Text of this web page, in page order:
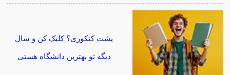
پشت کنکوری؟ کلیک کن و سال
دیگه تو بهترین دانشگاه هستی